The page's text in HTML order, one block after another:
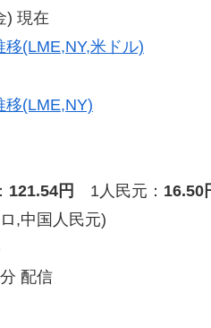
) 現在
(LME,NY,米ドル)
移(LME,NY)
121.54円 1人民元： 16.50
,中国人民元)
配信